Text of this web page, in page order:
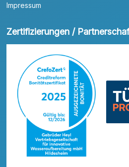
Impressum
Zertifizierungen /